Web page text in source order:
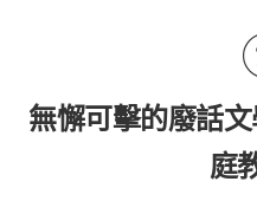
無懈可擊的廢話
庭